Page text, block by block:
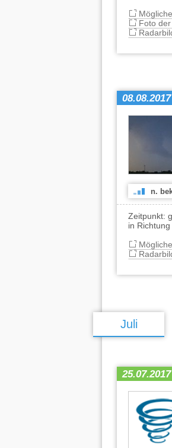
Foto
08.08.2017
n.
Zeitpunkt:
in Richtung
Juli
25.07.2017